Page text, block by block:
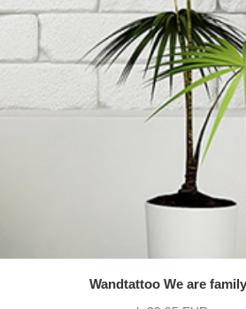
Wandtattoo We are family